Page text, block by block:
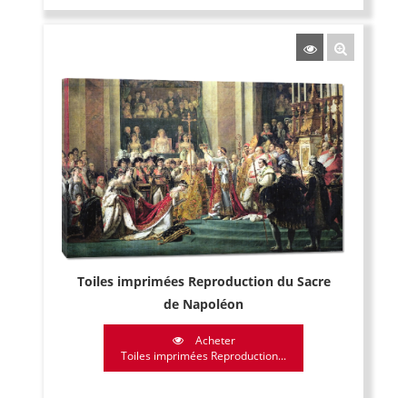
Toiles imprimées Reproduction du Sacre
de Napoléon
Acheter
Toiles imprimées Reproduction...